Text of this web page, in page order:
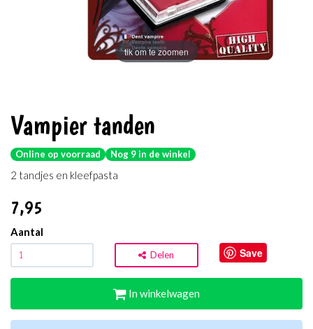
tik om te zoomen
Vampier tanden
Online op voorraad Nog 9 in de winkel
2 tandjes en kleefpasta
7,95
Aantal
Delen Save
In winkelwagen